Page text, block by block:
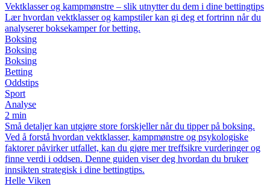
Vektklasser og kampmønstre – slik utnytter du dem i dine bettingtips
Lær hvordan vektklasser og kampstiler kan gi deg et fortrinn når du
analyserer boksekamper for betting.
Boksing
Boksing
Boksing
Betting
Oddstips
Sport
Analyse
2 min
Små detaljer kan utgjøre store forskjeller når du tipper på boksing.
Ved å forstå hvordan vektklasser, kampmønstre og psykologiske
faktorer påvirker utfallet, kan du gjøre mer treffsikre vurderinger og
finne verdi i oddsen. Denne guiden viser deg hvordan du bruker
innsikten strategisk i dine bettingtips.
Helle Viken